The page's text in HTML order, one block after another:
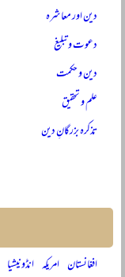
دین اور معاشرہ
دعوت و تبلیغ
دین و حکمت
علم و تحقیق
تذکرہ بزرگانِ دین
افغانستان امریکہ انڈونیشیا